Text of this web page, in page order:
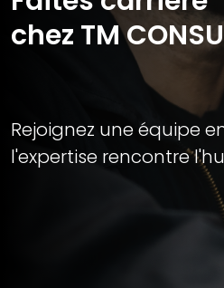
chez TM
Rejoignez une équipe
l'expertise rencontre